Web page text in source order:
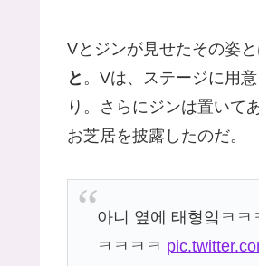
Vとジンが見せたその姿
と 。Vは、ステージに用
り。さらにジンは置いて
お芝居を披露したのだ。
아니 옆에 태형잌ㅋ
ㅋㅋㅋㅋ